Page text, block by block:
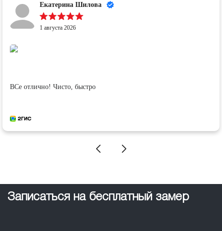
Екатерина Шилова
1 августа 2026
ВСе отлично! Чисто, быстро
Записаться на бесплатный замер